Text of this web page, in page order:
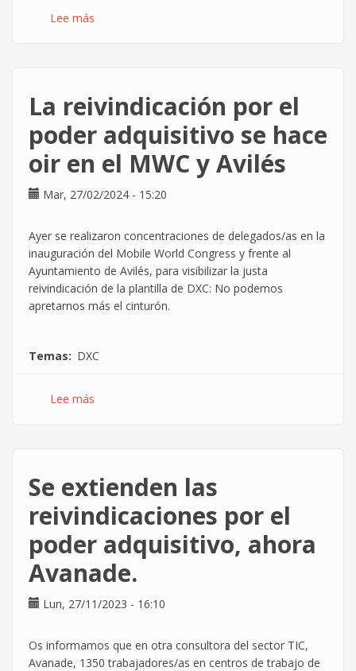
Lee más
Grupo
Accenture
La reivindicación por el
poder adquisitivo se hace
oir en el MWC y Avilés
Mar, 27/02/2024 - 15:20
Ayer se realizaron concentraciones de delegados/as en la
inauguración del Mobile World Congress y frente al
Ayuntamiento de Avilés, para visibilizar la justa
reivindicación de la plantilla de DXC: No podemos
apretarnos más el cinturón.
Temas DXC
Lee más
poder
adquisitivo
se
hace
oir
en
MWC
Avilés
Se extienden las
reivindicaciones por el
poder adquisitivo, ahora
Avanade.
Lun, 27/11/2023 - 16:10
Os informamos que en otra consultora del sector TIC,
Avanade, 1350 trabajadores/as en centros de trabajo de